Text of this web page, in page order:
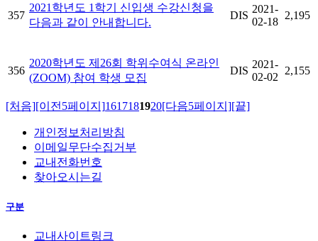
357
2021학년도 1학기 신입생 수강신청을
다음과 같이 안내합니다.
DIS
2021-
02-18
2,195
356
2020학년도 제26회 학위수여식 온라인
(ZOOM) 참여 학생 모집
DIS
2021-
02-02
2,155
[처음][이전5페이지]1617181920[다음5페이지][끝]
개인정보처리방침
이메일무단수집거부
교내전화번호
찾아오시는길
구분
교내사이트링크